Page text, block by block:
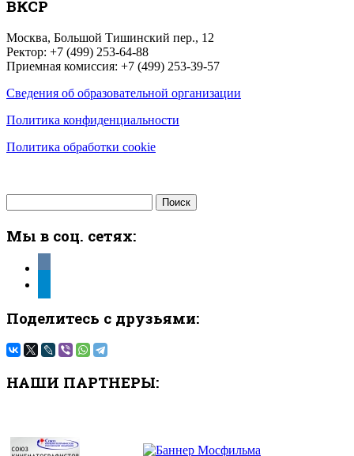
ВКСР
Москва, Большой Тишинский пер., 12
Ректор: +7 (499) 253-64-88
Приемная комиссия: +7 (499) 253-39-57
Сведения об образовательной организации
Политика конфиденциальности
Политика обработки cookie
Мы в соц. сетях:
Поделитесь с друзьями:
НАШИ ПАРТНЕРЫ: